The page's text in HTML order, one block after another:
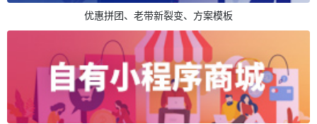
优惠拼团、老带新裂变、方案模板